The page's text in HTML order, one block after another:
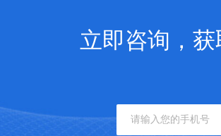
立即咨询，